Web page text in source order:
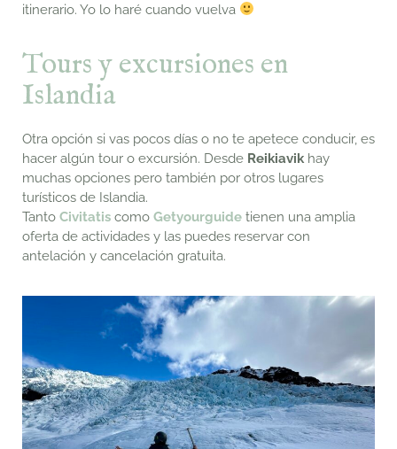
itinerario. Yo lo haré cuando vuelva
Tours y excursiones en
Islandia
Otra opción si vas pocos días o no te apetece conducir, es
hacer algún tour o excursión. Desde Reikiavik hay
muchas opciones pero también por otros lugares
turísticos de Islandia.
Tanto Civitatis como Getyourguide tienen una amplia
oferta de actividades y las puedes reservar con
antelación y cancelación gratuita.